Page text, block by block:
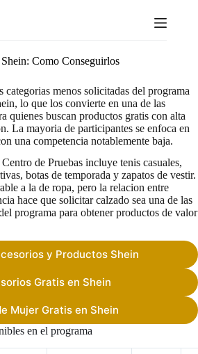
Como Conseguirlos
categorias menos solicitadas del programa
lo que los convierte en una de las
quienes buscan productos gratis con alta
La mayoria de participantes se enfoca en
una competencia notablemente baja.
de Pruebas incluye tenis casuales,
botas de temporada y zapatos de vestir.
a la de ropa, pero la relacion entre
hace que solicitar calzado sea una de las
programa para obtener productos de valor
y Productos Shein
Gratis en Shein
Mujer Gratis en Shein
en el programa